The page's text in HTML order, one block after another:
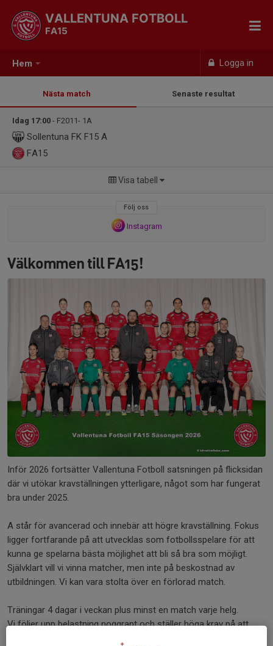
Hem Logga in
VALLENTUNA FOTBOLL
FA15
Nästa match Senaste resultat
Idag 17:00 - F2011- 1A
Sollentuna FK F15 A
FA15
Visa tabell
Följ oss
Instagram
Välkommen till FA15!
Inför 2026 fortsätter Vallentuna Fotboll satsningen på flicksidan
där vi utökar kravställningen ytterligare, något som har fungerat
bra under 2025.
A står för avancerad och innebär att högre kravställning. Fokus
ligger fortfarande på att utvecklas som fotbollsspelare för att
kunna ge spelarna bästa möjlighet att bli så bra som möjligt.
Självklart vill vi vinna matcher, men inte på beskostnad av
utbildningen. Vi kan vara stolta över en förlorad match.
Träningar 4 dagar i veckan plus minst en match varje helg.
Vi följer upp belastning noggrant och ställer höga krav på att